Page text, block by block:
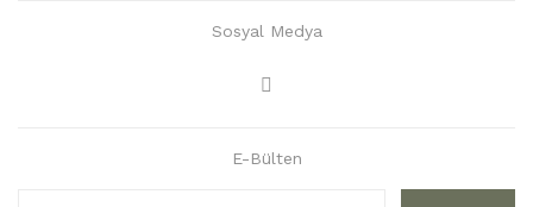
Sosyal Medya
E-Bülten